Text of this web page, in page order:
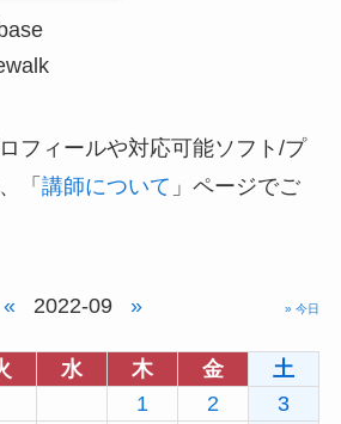
フィールや対応可能ソフト/プ
「 講師について 」ページでご
« 2022-09 » » 今日
水 木 金
土
1
2
3